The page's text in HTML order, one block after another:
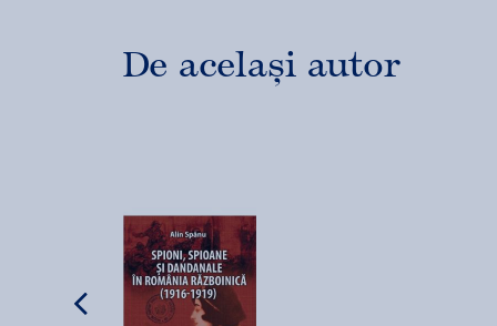
De același autor